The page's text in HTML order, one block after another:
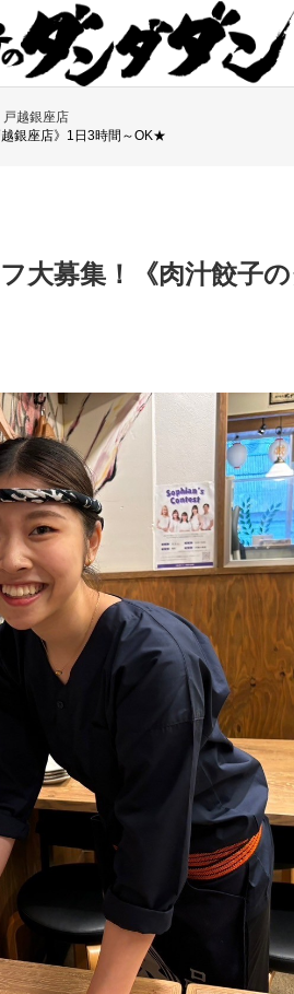
戸越銀座店
銀座店》1日3時間～OK★
大募集！《肉汁餃子